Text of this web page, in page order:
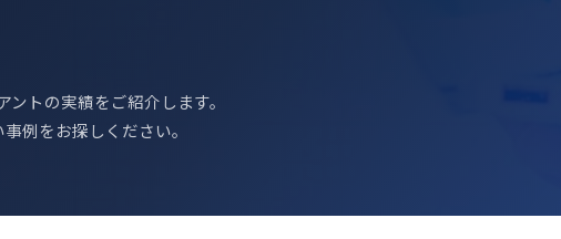
トの実績をご紹介します。
例をお探しください。